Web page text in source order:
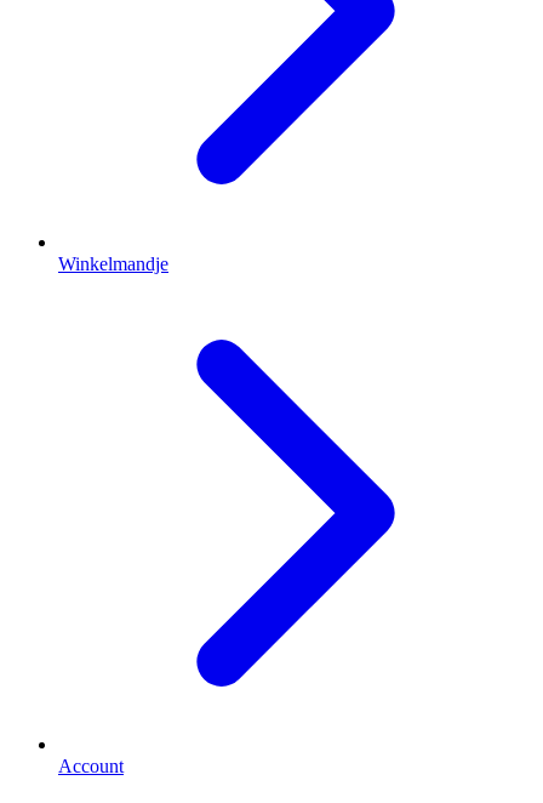
Winkelmandje
Account